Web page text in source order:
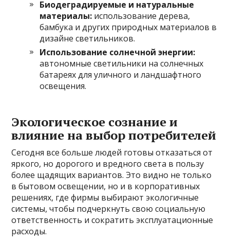
Биодеградируемые и натуральные
материалы: использование дерева,
бамбука и других природных материалов в
дизайне светильников.
Использование солнечной энергии:
автономные светильники на солнечных
батареях для уличного и ландшафтного
освещения.
Экологическое сознание и
влияние на выбор потребителей
Сегодня все больше людей готовы отказаться от
яркого, но дорогого и вредного света в пользу
более щадящих вариантов. Это видно не только
в бытовом освещении, но и в корпоративных
решениях, где фирмы выбирают экологичные
системы, чтобы подчеркнуть свою социальную
ответственность и сократить эксплуатационные
расходы.